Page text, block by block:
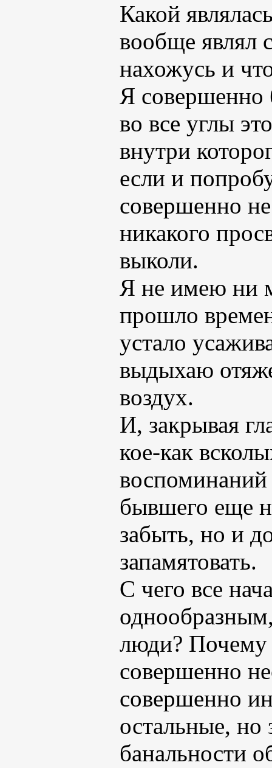
Какой
вообще являл
нахожусь и
Я совершенно
во все углы
внутри
если и
совершенно
никакого
выколи.
Я не имею ни
прошло
устало
выдыхаю
воздух.
И, закрывая
кое-как
бывшего еще
забыть, но и
запамятовать.
С чего все
люди? Почему
совершенно
совершенно
остальные, но
банальности